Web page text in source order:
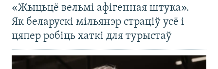
«Жыцьцё вельмі афігенная штука».
Як беларускі мільянэр страціў усё і
цяпер робіць хаткі для турыстаў